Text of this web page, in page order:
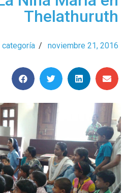
Thelathuruth
categoría / noviembre 21, 2016